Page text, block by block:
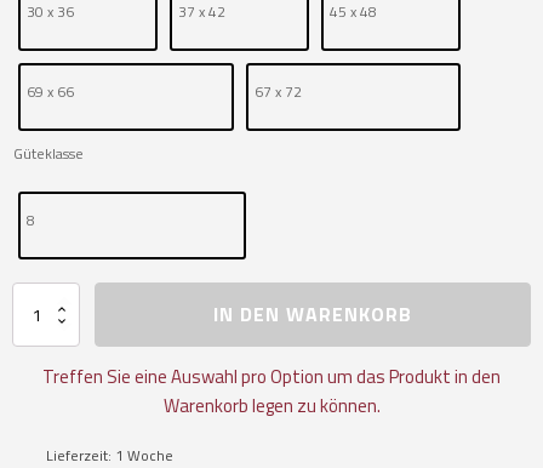
30 x 36 37 x 42 45 x 48
69 x 66 67 x 72
Güteklasse
8
Anschlagpunkt
Feder
Menge
IN DEN WARENKORB
Treffen Sie eine Auswahl pro Option um das Produkt in den
Warenkorb legen zu können.
Lieferzeit: 1 Woche